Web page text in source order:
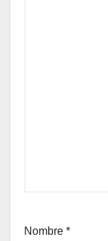
Nombre *